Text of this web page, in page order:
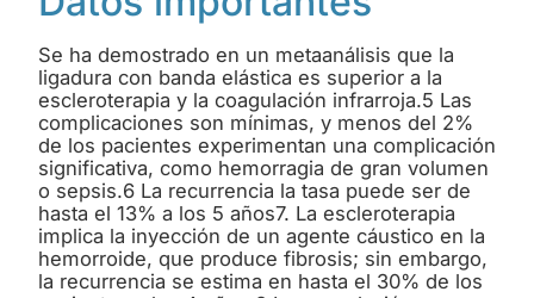
Se ha demostrado en un metaanálisis que la
ligadura con banda elástica es superior a la
escleroterapia y la coagulación infrarroja.5 Las
complicaciones son mínimas, y menos del 2%
de los pacientes experimentan una complicación
significativa, como hemorragia de gran volumen
o sepsis.6 La recurrencia la tasa puede ser de
hasta el 13% a los 5 años7. La escleroterapia
implica la inyección de un agente cáustico en la
hemorroide, que produce fibrosis; sin embargo,
la recurrencia se estima en hasta el 30% de los